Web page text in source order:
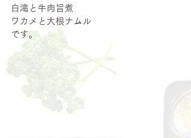
白滝と牛肉旨煮
ワカメと大根ナムル
です。